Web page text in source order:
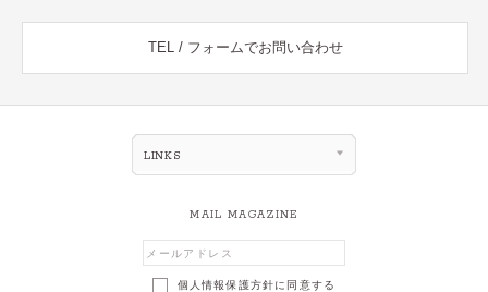
TEL / フォームでお問い合わせ
LINKS
MAIL MAGAZINE
個人情報保護方針に同意する